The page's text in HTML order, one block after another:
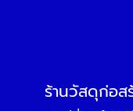
ร้านวัสดุก่อ